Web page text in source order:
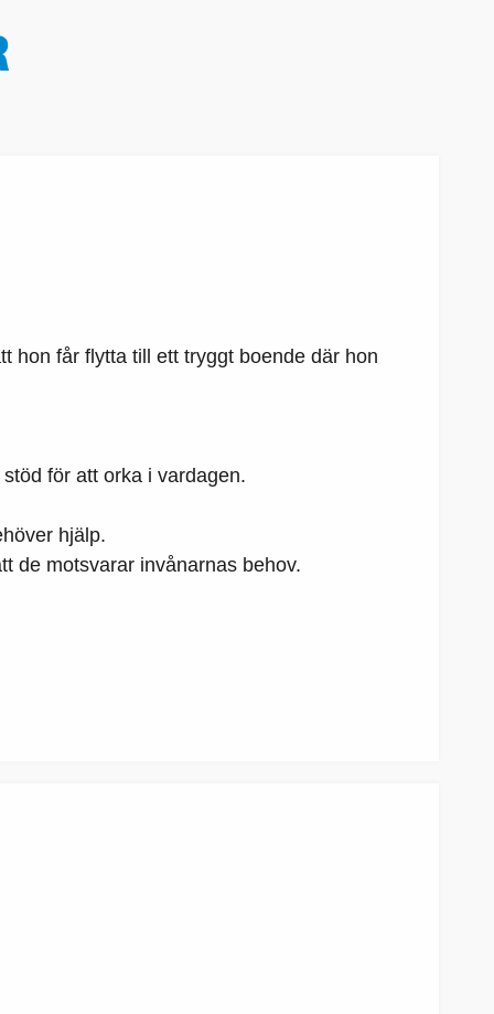
hon får flytta till ett tryggt boende där hon
för att orka i vardagen.
hjälp.
de motsvarar invånarnas behov.